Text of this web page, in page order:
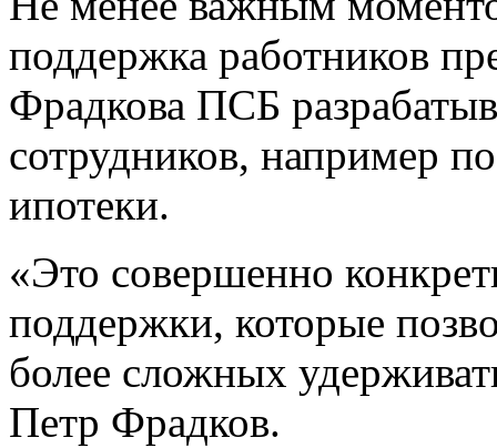
поддержка работников
Фрадкова ПСБ
сотрудников, например
ипотеки.
«Это совершенно
поддержки, которые
более сложных
Петр Фрадков.